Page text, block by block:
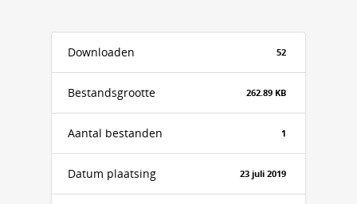
Downloaden 52
Bestandsgrootte 262.89 KB
Aantal bestanden 1
Datum plaatsing 23 juli 2019